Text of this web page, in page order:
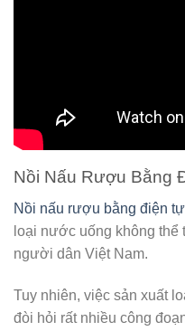
Nồi Nấu Rượu Bằng
Nồi nấu rượu bằng điện
loại nước uống không
người dân Việt Nam.
Tuy nhiên, việc sản xuất
đòi hỏi rất nhiều công